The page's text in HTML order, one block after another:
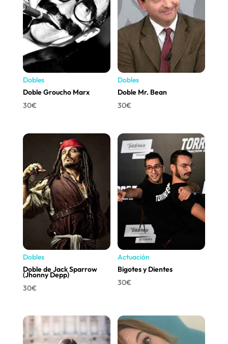
Dobles
Doble Groucho Marx
30€
Dobles
Doble Mr. Bean
30€
Dobles
Doble de Jack Sparrow
(Jhonny Depp)
30€
Actuación
Bigotes y Dientes
30€